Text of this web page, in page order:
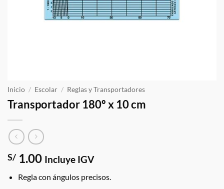
Inicio / Escolar / Reglas y Transportadores
Transportador 180º x 10 cm
S/ 1.00 Incluye IGV
Regla con ángulos precisos.